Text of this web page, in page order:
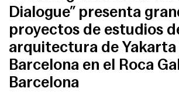
Dialogue” presenta
proyectos de estudios
arquitectura de Yakarta
Barcelona en el Roca
Barcelona